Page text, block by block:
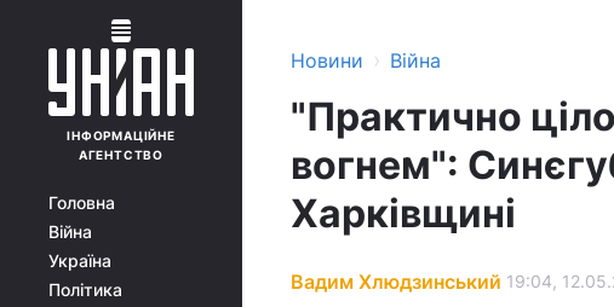
ІНФОРМАЦІЙНЕ
АГЕНТСТВО
Головна
Війна
Україна
Політика
Новини › Війна
"Практично
вогнем":
Харківщині
Вадим Хлюдзинський 19:04,